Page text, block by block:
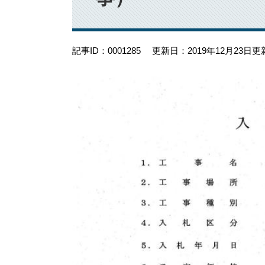
記事ID：0001285 更新日：2019年12月23日更